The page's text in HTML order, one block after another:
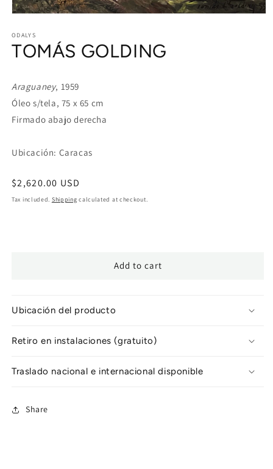
1
in
modal
ODALYS
TOMÁS GOLDING
Araguaney, 1959
Óleo s/tela, 75 x 65 cm
Firmado abajo derecha
Ubicación: Caracas
Regular
price
$2,620.00 USD
Tax included. Shipping calculated at checkout.
Add to cart
Ubicación del producto
Retiro en instalaciones (gratuito)
Traslado nacional e internacional disponible
Share